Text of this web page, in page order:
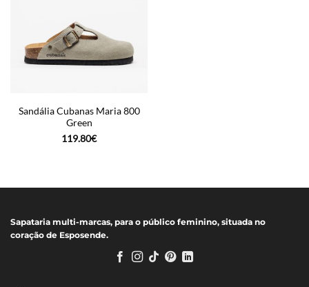
Sandália Cubanas Maria 800
Green
119.80€
Sapataria multi-marcas, para o público feminino, situada no
coração de Esposende.